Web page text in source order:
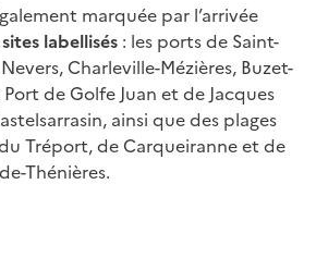
marquée par l’arrivée
labellisés : les ports de Saint-
Charleville-Mézières, Buzet-
Port de Golfe Juan et de Jacques
ainsi que des plages
Tréport, de Carqueiranne et de
Thénières.